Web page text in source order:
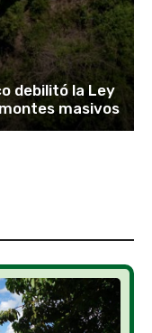
debilitó la Ley
masivos